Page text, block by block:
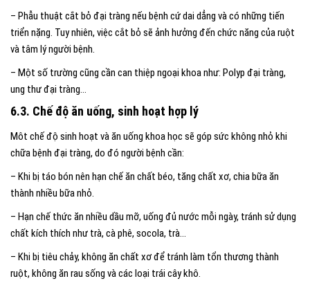
– Phẫu thuật cắt bỏ đại tràng nếu bệnh cứ dai dẳng và có những tiến
triển nặng. Tuy nhiên, việc cắt bỏ sẽ ảnh hưởng đến chức năng của ruột
và tâm lý người bệnh.
– Một số trường cũng cần can thiệp ngoại khoa như: Polyp đại tràng,
ung thư đại tràng…
6.3. Chế độ ăn uống, sinh hoạt hợp lý
Môt chế độ sinh hoạt và ăn uống khoa học sẽ góp sức không nhỏ khi
chữa bệnh đại tràng, do đó người bệnh cần:
– Khi bị táo bón nên hạn chế ăn chất béo, tăng chất xơ, chia bữa ăn
thành nhiều bữa nhỏ.
– Hạn chế thức ăn nhiều dầu mỡ, uống đủ nước mỗi ngày, tránh sử dụng
chất kích thích như trà, cà phê, socola, trà…
– Khi bị tiêu chảy, không ăn chất xơ để tránh làm tổn thương thành
ruột, không ăn rau sống và các loại trái cây khô.